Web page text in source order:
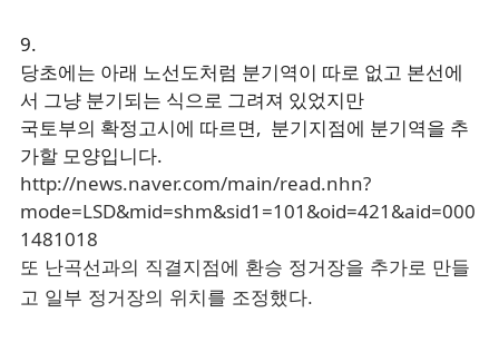
9.
당초에는 아래 노선도처럼 분기역이 따로 없고 본선에
서 그냥 분기되는 식으로 그려져 있었지만
국토부의 확정고시에 따르면, 분기지점에 분기역을 추
가할 모양입니다.
http://news.naver.com/main/read.nhn?
mode=LSD&mid=shm&sid1=101&oid=421&aid=000
1481018
또 난곡선과의 직결지점에 환승 정거장을 추가로 만들
고 일부 정거장의 위치를 조정했다.